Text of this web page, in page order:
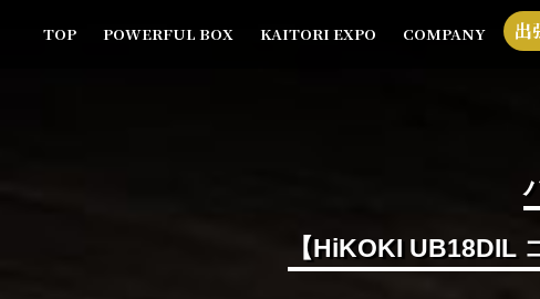
TOP POWERFUL BOX KAITORI EXPO COMPANY 出
【HiKOKI UB18DIL